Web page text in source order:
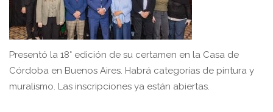
Presentó la 18° edición de su certamen en la Casa de
Córdoba en Buenos Aires. Habrá categorías de pintura y
muralismo. Las inscripciones ya están abiertas.